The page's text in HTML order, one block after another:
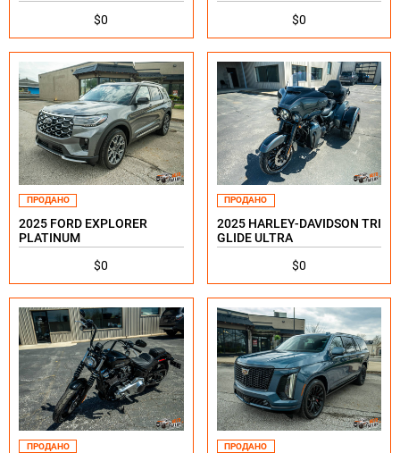
$0
$0
ПРОДАНО
2025 FORD EXPLORER
PLATINUM
$0
ПРОДАНО
2025 HARLEY-DAVIDSON TRI
GLIDE ULTRA
$0
ПРОДАНО ПРОДАНО